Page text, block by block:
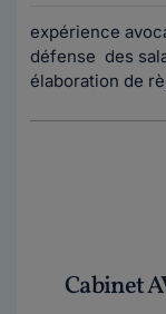
expérience
défense des
élaboration de
Cabinet